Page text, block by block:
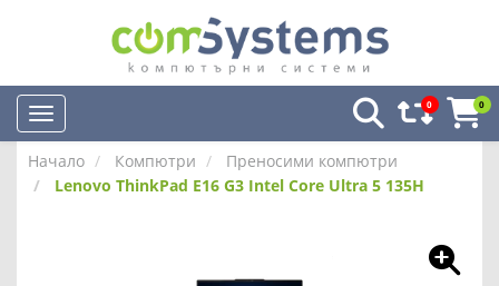
0 0
Начало Компютри
Преносими компютри
Lenovo ThinkPad E16 G3 Intel Core Ultra 5 135H